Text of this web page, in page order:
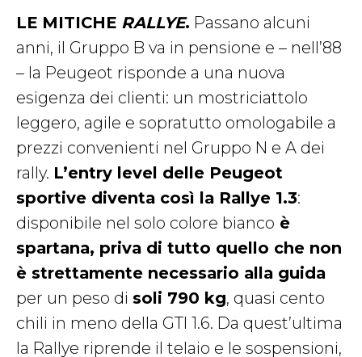
LE MITICHE RALLYE. Passano alcuni
anni, il Gruppo B va in pensione e – nell’88
– la Peugeot risponde a una nuova
esigenza dei clienti: un mostriciattolo
leggero, agile e sopratutto omologabile a
prezzi convenienti nel Gruppo N e A dei
rally. L’entry level delle Peugeot
sportive diventa così la Rallye 1.3:
disponibile nel solo colore bianco è
spartana, priva di tutto quello che non
è strettamente necessario alla guida
per un peso di soli 790 kg, quasi cento
chili in meno della GTI 1.6. Da quest’ultima
la Rallye riprende il telaio e le sospensioni,